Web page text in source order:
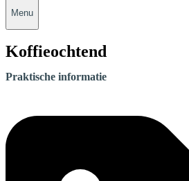
Menu
Koffieochtend
Praktische informatie